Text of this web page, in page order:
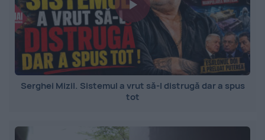
Serghei Mizil. Sistemul a vrut să-l distrugă dar a spus
tot